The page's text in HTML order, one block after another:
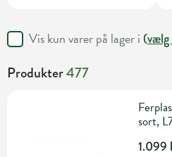
Vis kun varer på lager i (vælg
Produkter477
sort,
1.099